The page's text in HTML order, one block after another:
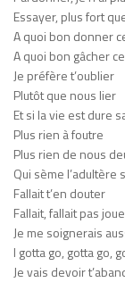
Essayer, plus fort
A quoi bon donner
A quoi bon gâcher
Je préfère t’oublier
Plutôt que nous lier
Et si la vie est dure
Plus rien à foutre
Plus rien de nous
Qui sème
Fallait t’en douter
Fallait, fallait pas
Je me soignerais
I gotta go, gotta go,
Je vais devoir